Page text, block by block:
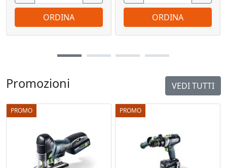
Promozioni VEDI TUTTI
PROMO PROMO
ORDINA ORDINA